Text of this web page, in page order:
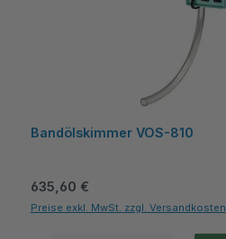
Bandölskimmer VOS-810
Regulärer Preis:
635,60 €
Preise exkl. MwSt. zzgl. Versandkosten